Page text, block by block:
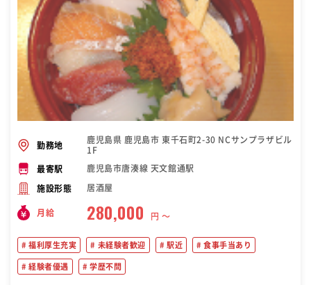
勤務地
鹿児島県 鹿児島市 東千石町2-30 NCサンプラザビル
1F
最寄駅 鹿児島市唐湊線 天文館通駅
施設形態 居酒屋
月給 280,000 円 〜
福利厚生充実 未経験者歓迎 駅近 食事手当あり
経験者優遇 学歴不問